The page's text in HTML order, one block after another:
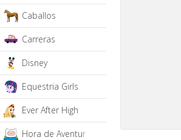
Caballos
Carreras
Disney
Equestria Girls
Ever After High
Hora de Aventura